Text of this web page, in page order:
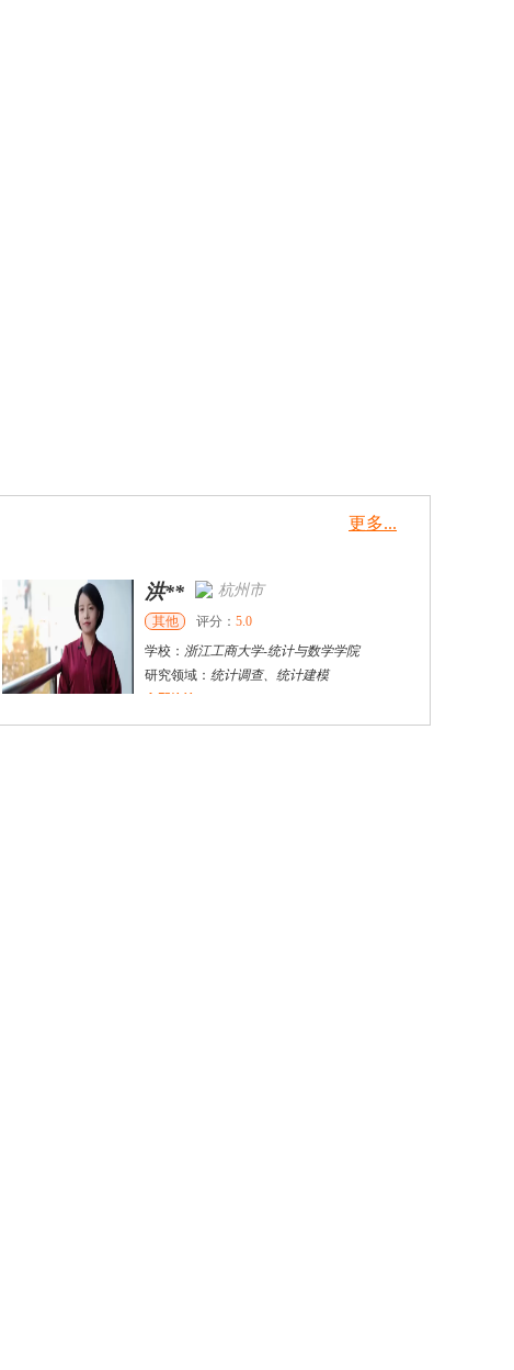
更多...
洪** 杭州市
其他 评分： 5.0
学校： 浙江工商大学-统计与数学学院
研究领域： 统计调查、统计建模
立即咨询
陈宜治 杭州市